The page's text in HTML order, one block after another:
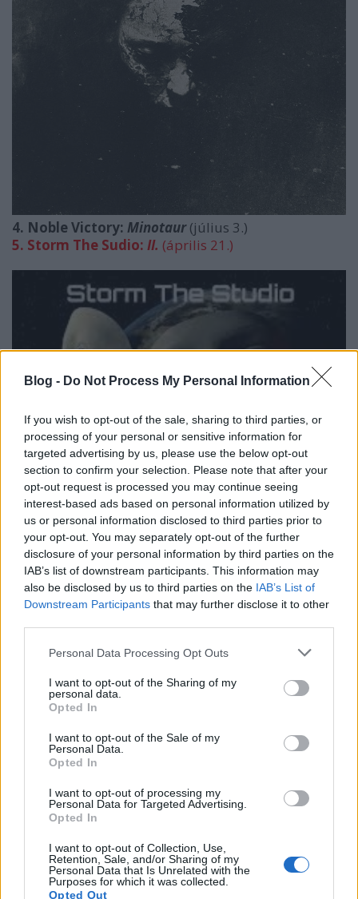
Blog - Do Not Process My Personal Information
If you wish to opt-out of the sale, sharing to third parties, or
processing of your personal or sensitive information for
targeted advertising by us, please use the below opt-out
section to confirm your selection. Please note that after your
opt-out request is processed you may continue seeing
interest-based ads based on personal information utilized by
us or personal information disclosed to third parties prior to
your opt-out. You may separately opt-out of the further
disclosure of your personal information by third parties on the
IAB’s list of downstream participants. This information may
also be disclosed by us to third parties on the IAB’s List of
Downstream Participants that may further disclose it to other
Please note that this website/app uses one or more Google
not limited to your visit or usage behaviour. You may click to
grant or deny consent to Google and its third-party tags to
use your data for below specified purposes in below Google
consent section.
Personal Data Processing Opt Outs
I want to opt-out of the Sharing of my
personal data.
Opted In
I want to opt-out of the Sale of my
Personal Data.
Opted In
I want to opt-out of processing my
Personal Data for Targeted Advertising.
Opted In
I want to opt-out of Collection, Use,
Retention, Sale, and/or Sharing of my
Personal Data that Is Unrelated with the
Purposes for which it was collected.
Opted Out
4. Noble Victory: Minotaur(július 3.)
5. Storm The Sudio: II. (április 21.)
Crystalized
(április 7.)
7. HétköznaPI CSAlódások:Rohanunk a
forradalomba(május 11.)
9. Grymheart:Hellish Hunt(szeptember 22.)
10. Krampüs:Retarded Spawn
Az év filmzenealbuma:
Guardians of the Galaxy Vol. 3.:Awesome Mix Vol.
(május 3.)